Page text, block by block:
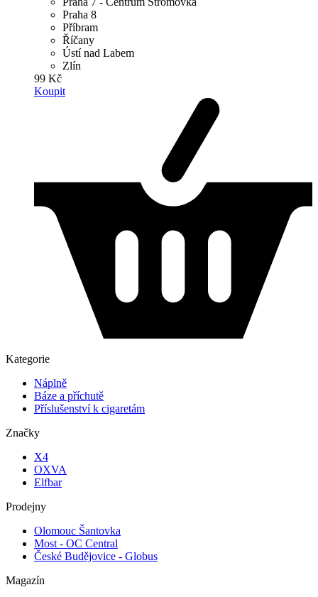
Praha 8
Příbram
Říčany
Ústí nad Labem
Zlín
99 Kč
Koupit
Kategorie
Náplně
Báze a příchutě
Příslušenství k cigaretám
Značky
X4
OXVA
Elfbar
Prodejny
Olomouc Šantovka
Most - OC Central
České Budějovice - Globus
Magazín